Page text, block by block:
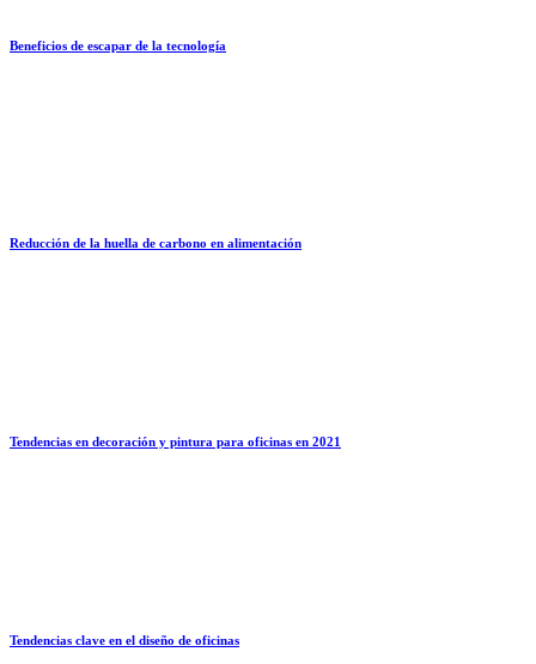
Beneficios de escapar de la tecnología
Reducción de la huella de carbono en alimentación
Tendencias en decoración y pintura para oficinas en 2021
Tendencias clave en el diseño de oficinas